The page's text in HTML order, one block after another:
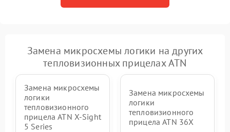
Замена микросхемы логики на других
тепловизионных прицелах ATN
Замена микросхемы
логики
тепловизионного
прицела ATN X‑Sight
5 Series
Замена микросхемы
логики
тепловизионного
прицела ATN 36X